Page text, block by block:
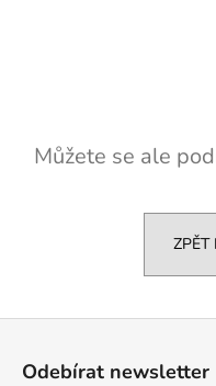
Můžete se ale
ZPĚT
Odebírat newsletter